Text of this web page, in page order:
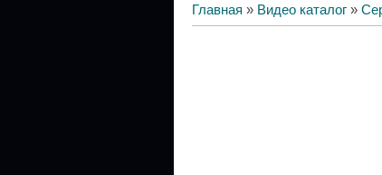
Главная » Видео каталог »